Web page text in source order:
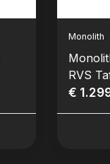
Monolith
RVS
€